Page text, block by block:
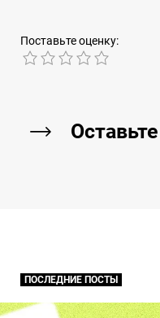
Поставьте оценку:
5
4
3
2
ПОСЛЕДНИЕ ПОСТЫ
ТОП 10 сервисов для